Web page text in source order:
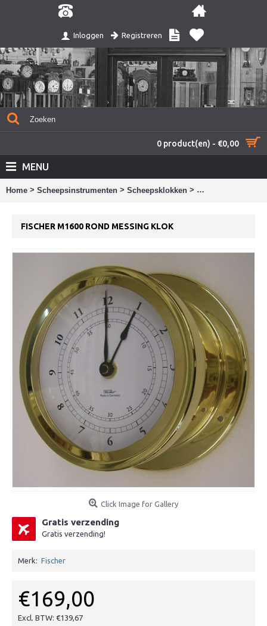
Inloggen Registreren
0 product(en) - €0,00
MENU
Home > Scheepsinstrumenten > Scheepsklokken > Fischer M1600
FISCHER M1600 ROND MESSING KLOK
Click Image for Gallery
Gratis verzending
Gratis verzending!
Merk: Fischer
€169,00
Excl. BTW: €139,67